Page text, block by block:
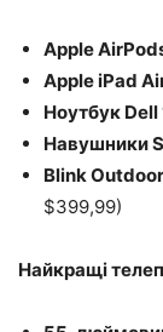
Apple
Apple iPad
Ноутбук
Навушники
Blink
$399,99)
Найкращі